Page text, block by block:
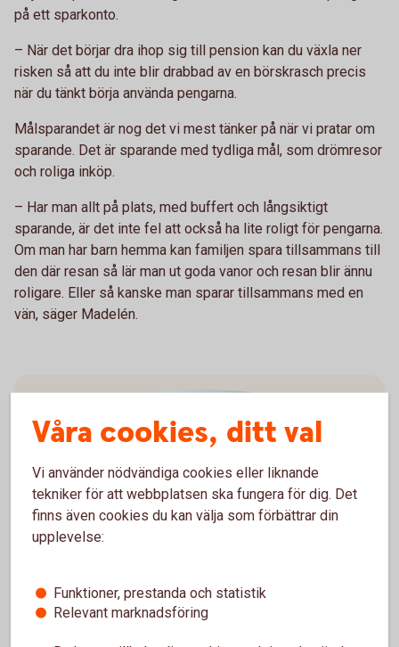
på ett sparkonto.
– När det börjar dra ihop sig till pension kan du växla ner
risken så att du inte blir drabbad av en börskrasch precis
när du tänkt börja använda pengarna.
Målsparandet är nog det vi mest tänker på när vi pratar om
sparande. Det är sparande med tydliga mål, som drömresor
och roliga inköp.
– Har man allt på plats, med buffert och långsiktigt
sparande, är det inte fel att också ha lite roligt för pengarna.
Om man har barn hemma kan familjen spara tillsammans till
den där resan så lär man ut goda vanor och resan blir ännu
roligare. Eller så kanske man sparar tillsammans med en
vän, säger Madelén.
Madelén Falkenhäll
Våra cookies, ditt val
Vi använder nödvändiga cookies eller liknande
tekniker för att webbplatsen ska fungera för dig. Det
finns även cookies du kan välja som förbättrar din
upplevelse:
Funktioner, prestanda och statistik
Relevant marknadsföring